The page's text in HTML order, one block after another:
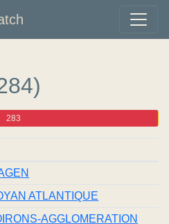
283
ATLANTIQUE
AGGLOMERATION